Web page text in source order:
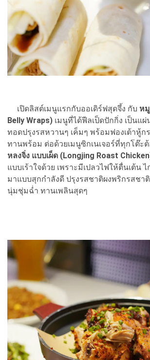
เปิดลิสต์เมนูแรกกับออเดิร์ฟสุดจึ้ง กับ ห
Belly Wraps) เมนูที่ได้ฟีลเป็ดปักกิ่ง เป็นแ
ทอดปรุงรสหวานๆ เค็มๆ พร้อมฟองเต้าหู้ก
ทานพร้อม ต่อด้วยเมนูซิกเนเจอร์ที่ทุกโต๊ะ
หลงจิ่ง แบบเผ็ด (Longjing Roast
แบบเร้าใจด้วย เพราะมีเปลวไฟให้ตื่นเต้น ไ
มาแบบสุกกำลังดี ปรุงรสชาติผงพริกรสชาติ
นุ่มชุ่มฉ่ำ ทานเพลินสุดๆ